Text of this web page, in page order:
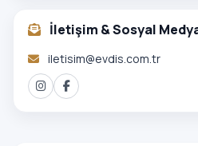
İletişim & Sosyal
iletisim@evdis.com.tr